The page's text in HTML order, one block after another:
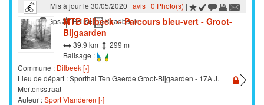
Mis à jour le 30/05/2020 | avis| 0 Photo(s) |
VTT
Gps Balisé Roadbook
MTB Dilbeek •- Parcours bleu-vert - Groot-
Bijgaarden
39.9 km
299 m
Balisage :
Commune : Dilbeek [›]
Lieu de départ : Sporthal Ten Gaerde Groot-Bijgaarden - 17A J.
Mertensstraat
Auteur :Sport Vlanderen [›]